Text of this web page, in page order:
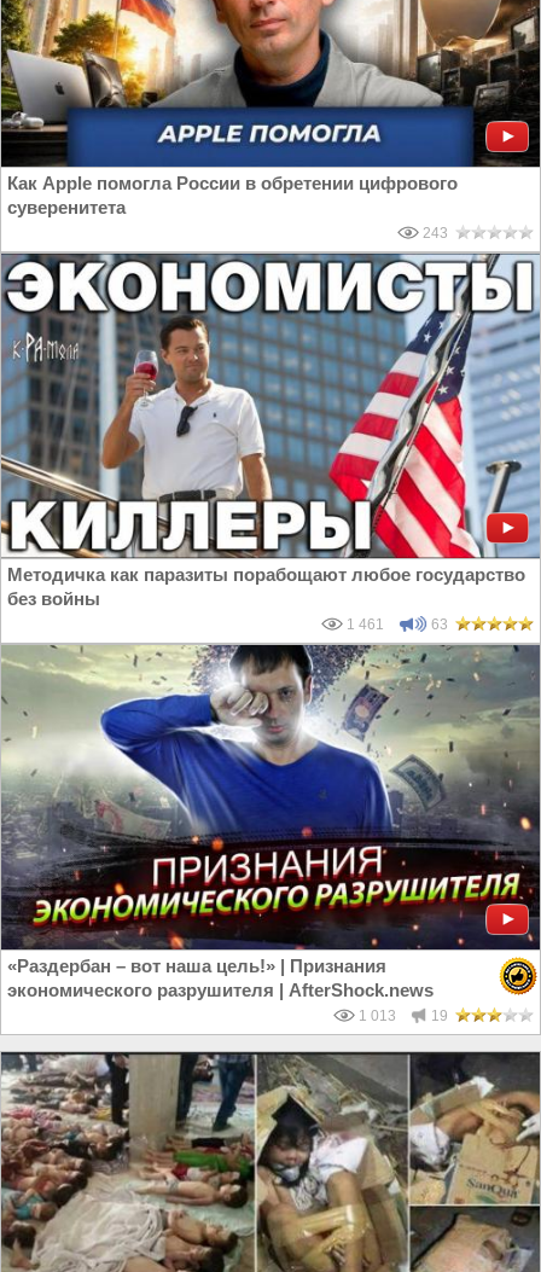
Как Apple помогла России в обретении цифрового
суверенитета
243
Методичка как паразиты порабощают любое государство
без войны
1 461 63
«Раздербан – вот наша цель!» | Признания
экономического разрушителя | AfterShock.news
1 013 19